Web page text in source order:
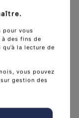
nouvelles
sur
atteints de
enjeux portent
et l’évaluation
dans une
des
pour vous
des fins de
la lecture de
vous pouvez
gestion des